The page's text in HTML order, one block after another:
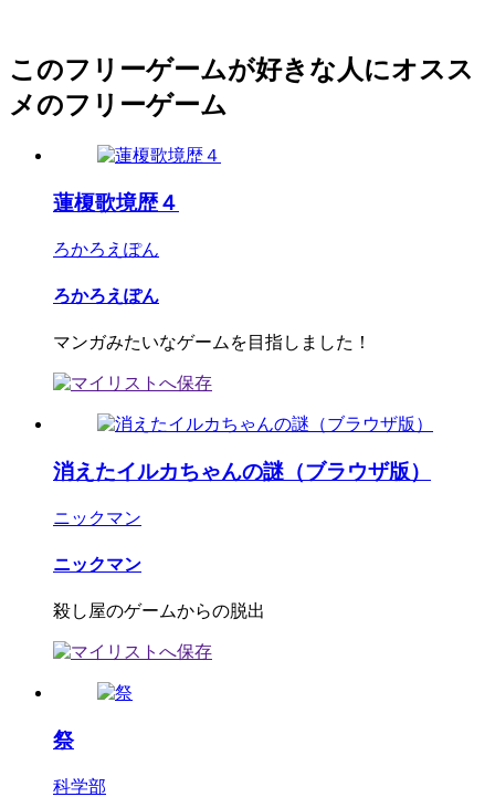
このフリーゲームが好きな人にオスス
メのフリーゲーム
蓮榎歌境歴４
ろかろえぽん
ろかろえぽん
マンガみたいなゲームを目指しました！
消えたイルカちゃんの謎（ブラウザ版）
ニックマン
ニックマン
殺し屋のゲームからの脱出
祭
科学部